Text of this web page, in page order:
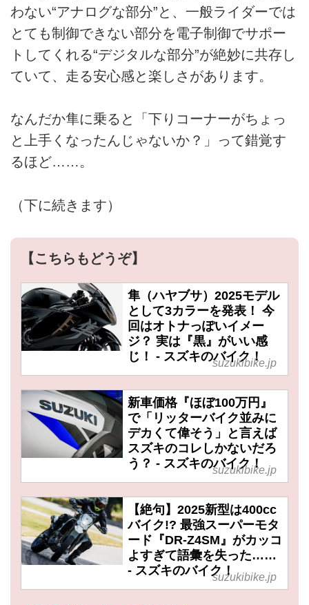
わない“アナログな部分”と、一般ライダーでは
とても制御できない部分を電子制御でサポー
トしてくれる“デジタルな部分”が絶妙に共存し
ていて、走る安心感と楽しさがあります。
なんだか隼に乗ると「下りコーナーがちょっ
と上手くなったんじゃないか？」って錯覚す
るほど……。
（下に続きます）
【こちらもどうぞ】
隼（ハヤブサ）2025モデル
として3カラーを発表！ 今
回はオトナっぽいイメー
ジ？ 実は『黒』がいい感
じ！ - スズキのバイク！
suzukibike.jp
新車価格『ほぼ100万円』
で「リッターバイク並みに
デカくて偉そう」と言えば
スズキのコレしかないだろ
う？ - スズキのバイク！
suzukibike.jp
【絶句】2025新型は400cc
バイク!? 最強スーパーモタ
ード『DR-Z4SM』がカッコ
よすぎて語彙を失った……
- スズキのバイク！suzukibike.jp